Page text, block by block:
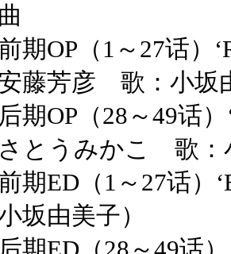
OP （ 1 ～ 27话）
藤芳彦 歌：小坂
OP （28 ～49话）
とうみかこ 歌：
ED （ 1 ～ 27话）
坂由美子）
ED （ 28 ～49话）